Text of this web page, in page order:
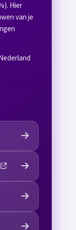
Hier
van je